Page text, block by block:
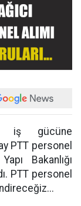
iş gücüne
PTT personel
Bakanlığı
PTT personel